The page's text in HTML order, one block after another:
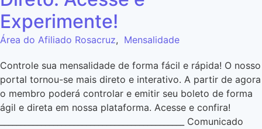
Experimente!
Área do Afiliado Rosacruz, Mensalidade
Controle sua mensalidade de forma fácil e rápida! O nosso
portal tornou-se mais direto e interativo. A partir de agora
o membro poderá controlar e emitir seu boleto de forma
ágil e direta em nossa plataforma. Acesse e confira!
_____________________________________________ Comunicado